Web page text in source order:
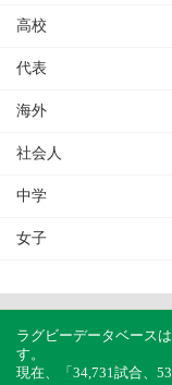
高校
代表
海外
社会人
中学
女子
ラグビーデータベース
す。
現在、「34,731試合、